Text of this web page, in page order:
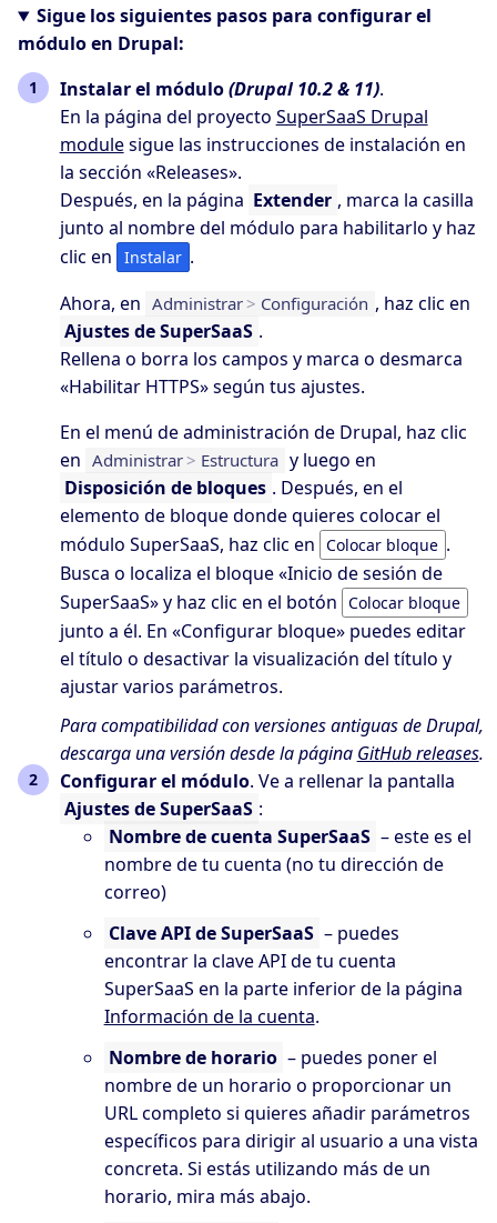
Sigue los siguientes pasos para configurar el
módulo en Drupal:
Instalar el módulo(Drupal 10.2 & 11).
En la página del proyecto SuperSaaS Drupal
modulesigue las instrucciones de instalación en
la sección «Releases».
Después, en la página Extender , marca la casilla
junto al nombre del módulo para habilitarlo y haz
clic en
Instalar .
Ahora, en Administrar> Configuración , haz clic en
Ajustes de SuperSaaS .
Rellena o borra los campos y marca o desmarca
«Habilitar HTTPS» según tus ajustes.
En el menú de administración de Drupal, haz clic
en Administrar> Estructura y luego en
Disposición de bloques . Después, en el
elemento de bloque donde quieres colocar el
módulo SuperSaaS, haz clic en Colocar bloque .
Busca o localiza el bloque «Inicio de sesión de
SuperSaaS» y haz clic en el botón Colocar bloque
junto a él. En «Configurar bloque» puedes editar
el título o desactivar la visualización del título y
ajustar varios parámetros.
Para compatibilidad con versiones antiguas de Drupal,
descarga una versión desde la página GitHub releases.
Configurar el módulo. Ve a rellenar la pantalla
Ajustes de SuperSaaS :
Nombre de cuenta SuperSaaS – este es el
nombre de tu cuenta (no tu dirección de
correo)
Clave API de SuperSaaS – puedes
encontrar la clave API de tu cuenta
SuperSaaS en la parte inferior de la página
Información de la cuenta.
Nombre de horario – puedes poner el
nombre de un horario o proporcionar un
URL completo si quieres añadir parámetros
específicos para dirigir al usuario a una vista
concreta. Si estás utilizando más de un
horario, mira más abajo.